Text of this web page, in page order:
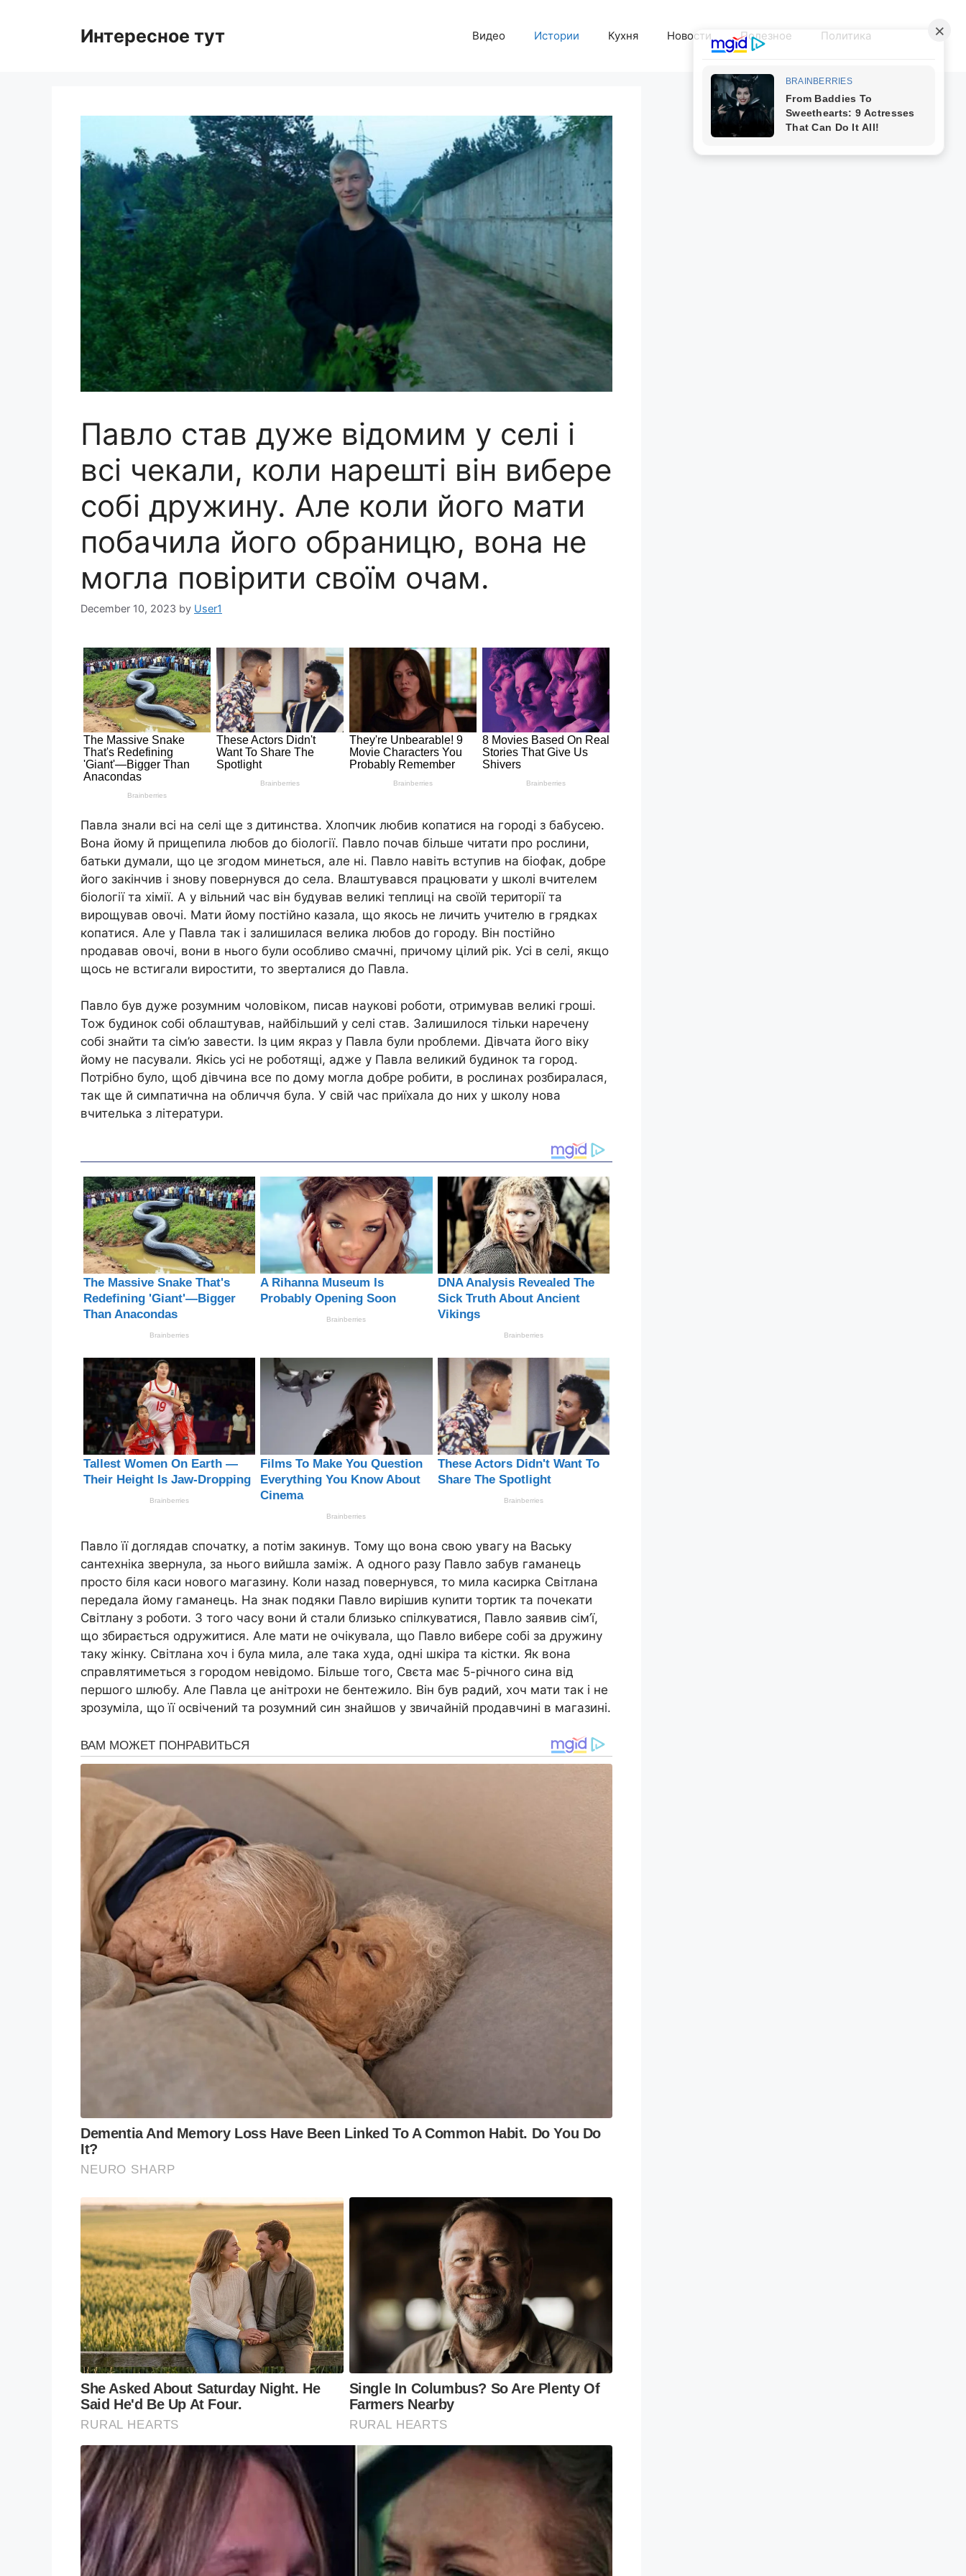
Интересное тут Видео Истории Кухня Новости Полезное Политика
Павло став дуже відомим у селі і
всі чекали, коли нарешті він вибере
собі дружину. Але коли його мати
побачила його обраницю, вона не
могла повірити своїм очам.
December 10, 2023 by User1
Павла знали всі на селі ще з дитинства. Хлопчик любив копатися на городі з бабусею.
Вона йому й прищепила любов до біології. Павло почав більше читати про рослини,
батьки думали, що це згодом минеться, але ні. Павло навіть вступив на біофак, добре
його закінчив і знову повернувся до села. Влаштувався працювати у школі вчителем
біології та хімії. А у вільний час він будував великі теплиці на своїй території та
вирощував овочі. Мати йому постійно казала, що якось не личить учителю в грядках
копатися. Але у Павла так і залишилася велика любов до городу. Він постійно
nродавав овочі, вони в нього були особливо смачні, причому цілий рік. Усі в селі, якщо
щось не встигали виростити, то зверталися до Павла.
Павло був дуже розумним чоловіком, писав наукові роботи, отримував великі гроші.
Тож будинок собі облаштував, найбільший у селі став. Залишилося тільки наречену
собі знайти та сім’ю завести. Із цим якраз у Павла були nроблеми. Дівчата його віку
йому не пасували. Якісь усі не роботящі, адже у Павла великий будинок та город.
Потрібно було, щоб дівчина все по дому могла добре робити, в рослинах розбиралася,
так ще й симпатична на обличчя була. У свій час приїхала до них у школу нова
вчителька з літератури.
Павло її доглядав спочатку, а потім закинув. Тому що вона свою увагу на Ваську
сантехніка звернула, за нього вийшла заміж. А одного разу Павло забув гаманець
просто біля каси нового магазину. Коли назад повернувся, то мила касирка Світлана
передала йому гаманець. На знак подяки Павло вирішив куnити тортик та почекати
Світлану з роботи. З того часу вони й стали близько спілкуватися, Павло заявив сім’ї,
що збирається одружитися. Але мати не очікувала, що Павло вибере собі за дружину
таку жінку. Світлана хоч і була мила, але така худа, одні шкіра та кістки. Як вона
справлятиметься з городом невідомо. Більше того, Свєта має 5-річного сина від
першого шлюбу. Але Павла це анітрохи не бентежило. Він був радий, хоч мати так і не
зрозуміла, що її освічений та розумний син знайшов у звичайній продавчині в магазині.